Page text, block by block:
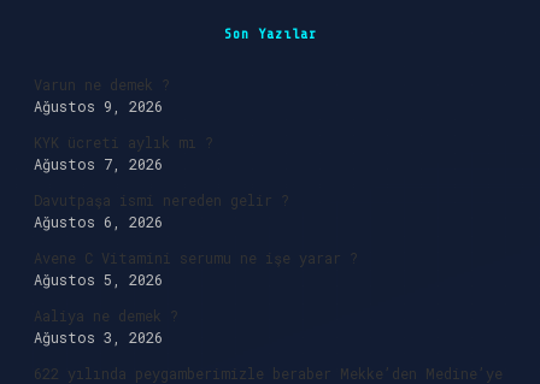
Son Yazılar
Varun ne demek ?
Ağustos 9, 2026
KYK ücreti aylık mı ?
Ağustos 7, 2026
Davutpaşa ismi nereden gelir ?
Ağustos 6, 2026
Avene C Vitamini serumu ne işe yarar ?
Ağustos 5, 2026
Aaliya ne demek ?
Ağustos 3, 2026
622 yılında peygamberimizle beraber Mekke’den Medine’ye